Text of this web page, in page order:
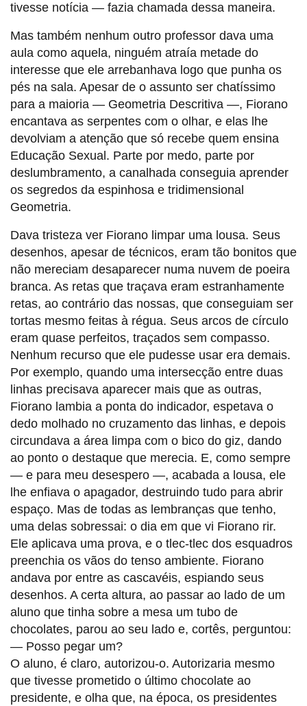
tivesse notícia — fazia chamada dessa maneira.
Mas também nenhum outro professor dava uma
aula como aquela, ninguém atraía metade do
interesse que ele arrebanhava logo que punha os
pés na sala. Apesar de o assunto ser chatíssimo
para a maioria — Geometria Descritiva —, Fiorano
encantava as serpentes com o olhar, e elas lhe
devolviam a atenção que só recebe quem ensina
Educação Sexual. Parte por medo, parte por
deslumbramento, a canalhada conseguia aprender
os segredos da espinhosa e tridimensional
Geometria.
Dava tristeza ver Fiorano limpar uma lousa. Seus
desenhos, apesar de técnicos, eram tão bonitos que
não mereciam desaparecer numa nuvem de poeira
branca. As retas que traçava eram estranhamente
retas, ao contrário das nossas, que conseguiam ser
tortas mesmo feitas à régua. Seus arcos de círculo
eram quase perfeitos, traçados sem compasso.
Nenhum recurso que ele pudesse usar era demais.
Por exemplo, quando uma intersecção entre duas
linhas precisava aparecer mais que as outras,
Fiorano lambia a ponta do indicador, espetava o
dedo molhado no cruzamento das linhas, e depois
circundava a área limpa com o bico do giz, dando
ao ponto o destaque que merecia. E, como sempre
— e para meu desespero —, acabada a lousa, ele
lhe enfiava o apagador, destruindo tudo para abrir
espaço. Mas de todas as lembranças que tenho,
uma delas sobressai: o dia em que vi Fiorano rir.
Ele aplicava uma prova, e o tlec-tlec dos esquadros
preenchia os vãos do tenso ambiente. Fiorano
andava por entre as cascavéis, espiando seus
desenhos. A certa altura, ao passar ao lado de um
aluno que tinha sobre a mesa um tubo de
chocolates, parou ao seu lado e, cortês, perguntou:
— Posso pegar um?
O aluno, é claro, autorizou-o. Autorizaria mesmo
que tivesse prometido o último chocolate ao
presidente, e olha que, na época, os presidentes